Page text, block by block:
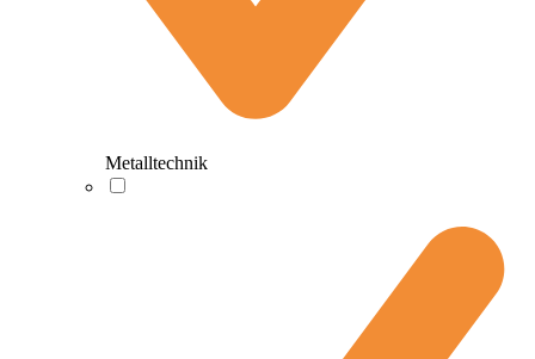
Metalltechnik